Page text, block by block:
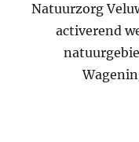
Natuurzorg
activerend